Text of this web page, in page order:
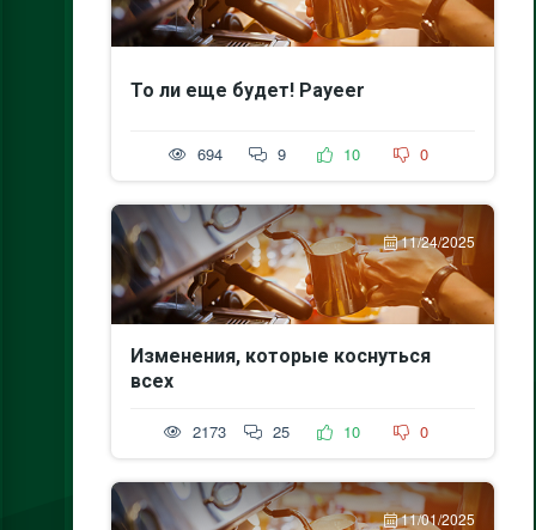
То ли еще будет! Payeer
694 9 10 0
11/24/2025
Изменения, которые коснуться
всех
2173 25 10 0
11/01/2025